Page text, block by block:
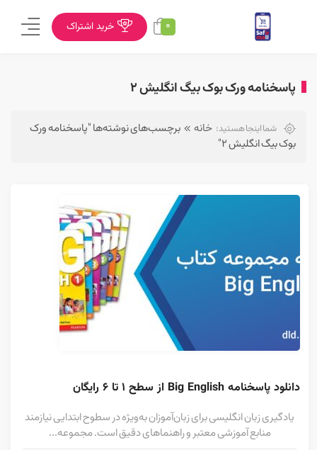
0 خرید اشتراک
پاسخنامه ورک بوک بیگ انگلیش ۲
شما اینجا هستید: خانه
برچسب‌های نوشته‌ها "پاسخنامه ورک
بوک بیگ انگلیش ۲"
دانلود پاسخنامه Big English از سطح ۱ تا ۶ رایگان
یادگیری زبان انگلیسی برای زبان‌آموزان به‌ویژه در سطوح ابتدایی نیازمند
منابع آموزشی معتبر و راهنماهای دقیق است. مجموعه...